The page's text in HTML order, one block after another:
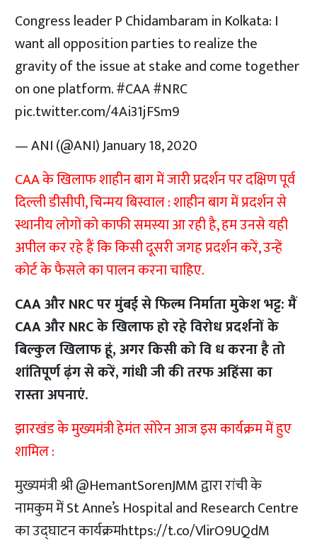
Congress leader P Chidambaram in Kolkata: I
want all opposition parties to realize the
gravity of the issue at stake and come together
on one platform.#CAA#NRC
pic.twitter.com/4Ai31jFSm9
— ANI (@ANI)January 18, 2020
CAA के खिलाफ शाहीन बाग में जारी प्रदर्शन पर दक्षिण पूर्व
दिल्ली डीसीपी, चिन्मय बिस्वाल : शाहीन बाग में प्रदर्शन से
स्थानीय लोगों को काफी समस्या आ रही है, हम उनसे यही
अपील कर रहे हैं कि किसी दूसरी जगह प्रदर्शन करें, उन्हें
कोर्ट के फैसले का पालन करना चाहिए.
CAA और NRC पर मुंबई से फिल्म निर्माता मुकेश भट्ट: मैं
CAA और NRC के खिलाफ हो रहे विरोध प्रदर्शनों के
बिल्कुल खिलाफ हूं, अगर किसीको वि ध करना है तो
शांतिपूर्ण ढ़ंग से करें, गांधी जी की तरफ अहिंसा का
रास्ता अपनाएं.
झारखंड के मुख्यमंत्री हेमंत सोरेन आज इस कार्यक्रम में हुए
शामिल :
मुख्यमंत्री श्री@HemantSorenJMMद्वारा रांची के
नामकुम में St Anne’s Hospital and Research Centre
का उद्घाटन कार्यक्रमhttps://t.co/VlirO9UQdM